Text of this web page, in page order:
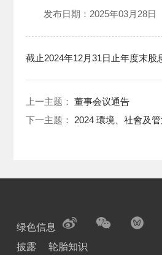
发布日期： 2025年03月28日
截止2024年12月31日止年度末股
上一主题：董事会议通告
下一主题： 2024 環境、社會及
绿色信息
披露
轮胎知识